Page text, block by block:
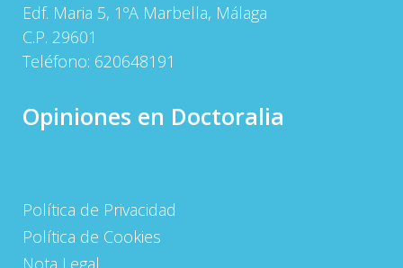
Edf. Maria 5, 1ºA Marbella, Málaga
C.P. 29601
Teléfono: 620648191
Opiniones en Doctoralia
Política de Privacidad
Política de Cookies
Nota Legal